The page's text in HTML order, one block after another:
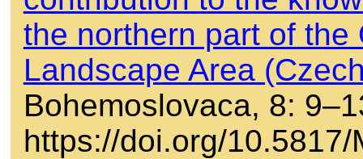
the northern part of
Landscape Area
Bohemoslovaca, 8:
https://doi.org/